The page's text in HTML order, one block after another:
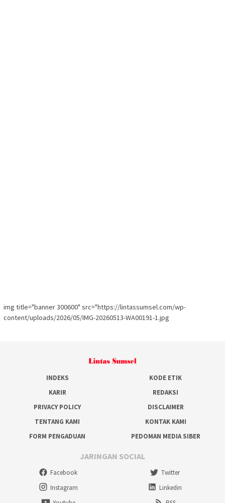
img title="banner 300600" src="https://lintassumsel.com/wp-
content/uploads/2026/05/IMG-20260513-WA00191-1.jpg
INDEKS
KODE ETIK
KARIR
REDAKSI
PRIVACY POLICY
DISCLAIMER
TENTANG KAMI
KONTAK KAMI
FORM PENGADUAN
PEDOMAN MEDIA SIBER
JARINGAN SOCIAL
Facebook
Twitter
Instagram
Linkedin